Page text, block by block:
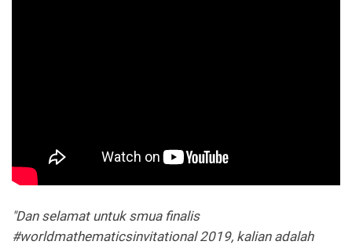
"Dan selamat untuk smua finalis
#worldmathematicsinvitational 2019, kalian adalah